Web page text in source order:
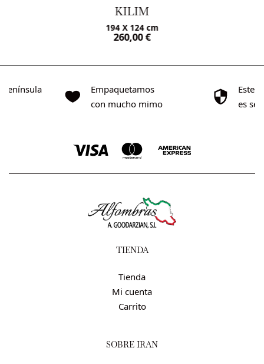
KILIM
194 X 124 cm
260,00€
Empaquetamos
con mucho mimo
Este
es
TIENDA
Tienda
Mi cuenta
Carrito
SOBRE IRÁN